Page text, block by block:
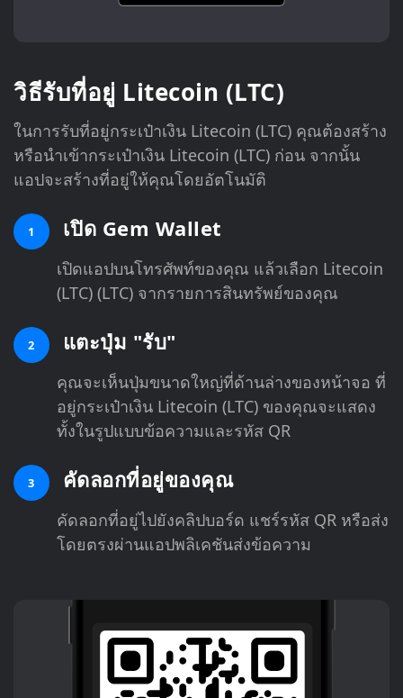
วิธีรับที่อยู่ Litecoin (LTC)
ในการรับที่อยู่กระเป๋าเงิน Litecoin (LTC) คุณต้องสร้าง
หรือนำเข้ากระเป๋าเงิน Litecoin (LTC) ก่อน จากนั้น
แอปจะสร้างที่อยู่ให้คุณโดยอัตโนมัติ
1 เปิด Gem Wallet
เปิดแอปบนโทรศัพท์ของคุณ แล้วเลือก Litecoin
(LTC) (LTC) จากรายการสินทรัพย์ของคุณ
2 แตะปุ่ม "รับ"
คุณจะเห็นปุ่มขนาดใหญ่ที่ด้านล่างของหน้าจอ ที่
อยู่กระเป๋าเงิน Litecoin (LTC) ของคุณจะแสดง
ทั้งในรูปแบบข้อความและรหัส QR
3 คัดลอกที่อยู่ของคุณ
คัดลอกที่อยู่ไปยังคลิปบอร์ด แชร์รหัส QR หรือส่ง
โดยตรงผ่านแอปพลิเคชันส่งข้อความ